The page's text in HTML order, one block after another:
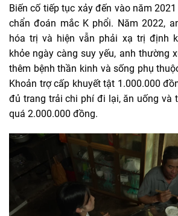
Biến cố tiếp tục xảy đến vào năm
chẩn đoán mắc K phổi. Năm 2022,
hóa trị và hiện vẫn phải xạ trị định
khỏe ngày càng suy yếu, anh thường
thêm bệnh thần kinh và sống phụ
Khoản trợ cấp khuyết tật 1.000.000
đủ trang trải chi phí đi lại, ăn uống và
quá 2.000.000 đồng.